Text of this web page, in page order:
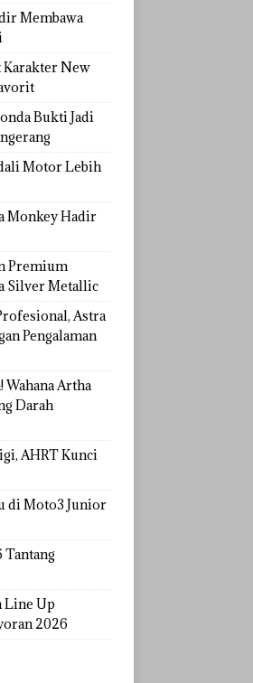
Membawa
Karakter New
Bukti Jadi
Motor Lebih
Monkey Hadir
Premium
Silver Metallic
Astra
Pengalaman
Wahana Artha
Darah
AHRT Kunci
di Moto3 Junior
Tantang
Line Up
2026